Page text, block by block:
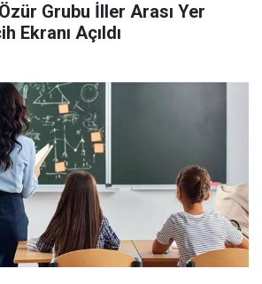
Grubu İller Arası Yer
Ekranı Açıldı